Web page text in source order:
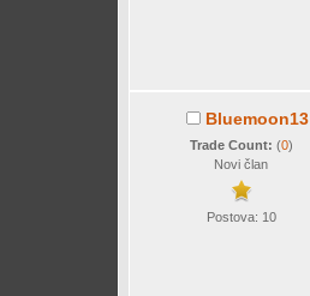
Bluemoon13
Trade Count: (0)
Novi član
Postova: 10